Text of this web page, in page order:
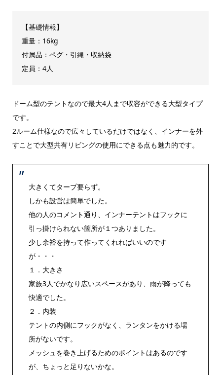
【基礎情報】
重量：16kg
付属品：ペグ・引縄・収納袋
定員：4人
ドーム型のテントなので最大4人まで収容ができる大型タイプ
です。
2ルーム仕様なので広々しているだけではなく、インナーを外
すことで大型共有リビングの使用にできる点も魅力的です。
大きくてタープ要らず。
しかも設営は簡単でした。
他の人のコメント通り、インナーテントはフックに
引っ掛けられない箇所が１つありました。
少し余裕を持って作ってくれればいいのです
が・・・
１．大きさ
家族3人でかなり広いスペースがあり、雨が降っても
快適でした。
２．内装
テントの内側にフックがなく、ランタンをかける場
所がないです。
メッシュを巻き上げるためのポイントはあるのです
が、ちょっと足りないかな。